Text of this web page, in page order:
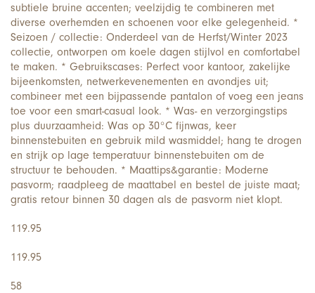
subtiele bruine accenten; veelzijdig te combineren met
diverse overhemden en schoenen voor elke gelegenheid. *
Seizoen / collectie: Onderdeel van de Herfst/Winter 2023
collectie, ontworpen om koele dagen stijlvol en comfortabel
te maken. * Gebruikscases: Perfect voor kantoor, zakelijke
bijeenkomsten, netwerkevenementen en avondjes uit;
combineer met een bijpassende pantalon of voeg een jeans
toe voor een smart-casual look. * Was- en verzorgingstips
plus duurzaamheid: Was op 30°C fijnwas, keer
binnenstebuiten en gebruik mild wasmiddel; hang te drogen
en strijk op lage temperatuur binnenstebuiten om de
structuur te behouden. * Maattips&garantie: Moderne
pasvorm; raadpleeg de maattabel en bestel de juiste maat;
gratis retour binnen 30 dagen als de pasvorm niet klopt.
119.95
119.95
58